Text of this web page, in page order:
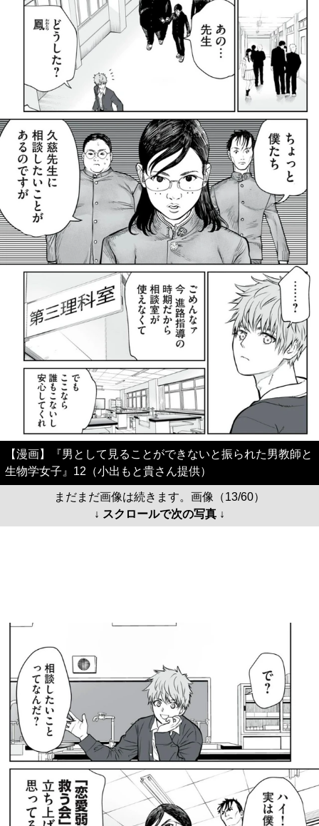
【漫画】『男として見ることができないと振られた男教師と
生物学女子』12（小出もと貴さん提供）
まだまだ画像は続きます。画像（13/60）
↓ スクロールで次の写真 ↓